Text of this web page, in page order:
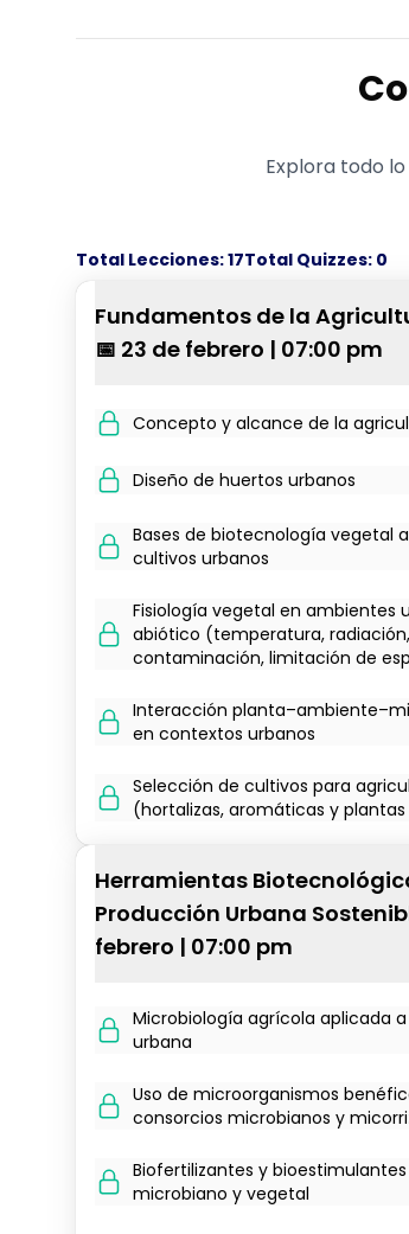
Explora todo
Total Lecciones:17Total Quizzes: 0
Fundamentos de la
📅 23 de febrero | 07:00 pm
Concepto y alcance de la
Diseño de huertos urbanos
Bases de biotecnología vegetal
cultivos urbanos
Fisiología vegetal en ambientes
abiótico (temperatura, radiación,
contaminación, limitación de
Interacción
en contextos urbanos
Selección de cultivos para
(hortalizas, aromáticas y
Herramientas
Producción Urbana
febrero | 07:00 pm
Microbiología agrícola aplicada
urbana
Uso de microorganismos
consorcios microbianos y
Biofertilizantes y
microbiano y vegetal